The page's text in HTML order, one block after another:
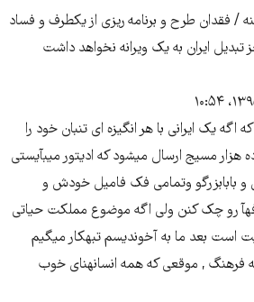
/ فقدان طرح و برنامه ریزی از یکطرف و فساد
ایران به یک ویرانه نخواهد داشت
اگه یک ایرانی با هر انگیزه ای تنبان خود را
مسیج ارسال میشود که ادیتور میبآیستی
و بابابزرگو وتمامی فک فامیل خودش و
رو چک کنن ولی اگه موضوع مملکت حیاتی
است بعد ما به آخوندیسم تبهکار میگیم
به فرهنگ , موقعی که همه انسانهنای خوب